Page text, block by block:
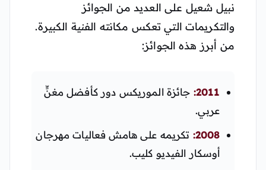
نبيل شعيل على العديد من الجوائز
والتكريمات التي تعكس مكانته الفنية الكبيرة.
من أبرز هذه الجوائز:
2011: جائزة الموريكس دور كأفضل مغنٍّ
عربي.
2008: تكريمه على هامش فعاليات مهرجان
أوسكار الفيديو كليب.